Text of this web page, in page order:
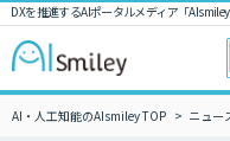
DXを推進するAIポータルメディア「
AI・人工知能のAIsmiley TOP ニュー